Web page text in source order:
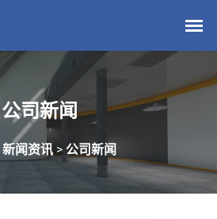
公司新闻
新闻资讯> 公司新闻